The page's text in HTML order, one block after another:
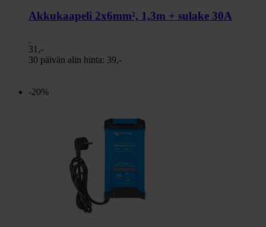
Akkukaapeli 2x6mm², 1,3m + sulake 30A
31,-
30 päivän alin hinta: 39,-
-20%